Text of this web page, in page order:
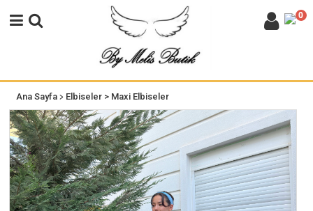
0
Ana Sayfa> Elbiseler > Maxi Elbiseler